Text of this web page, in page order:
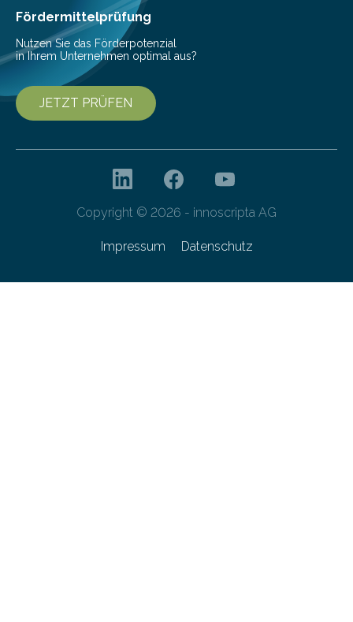
gleichermaßen geeignet…
Fördermittelprüfung
Nutzen Sie das Förderpotenzial
in Ihrem Unternehmen optimal aus?
JETZT PRÜFEN
Copyright © 2026 - innoscripta AG
Impressum Datenschutz